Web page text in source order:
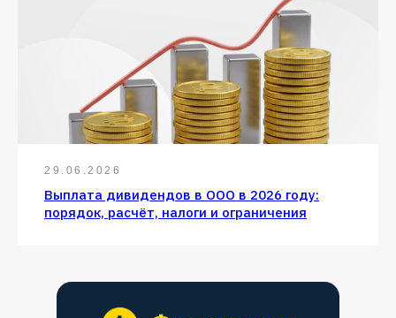
29.06.2026
Выплата дивидендов в ООО в 2026 году:
порядок, расчёт, налоги и ограничения